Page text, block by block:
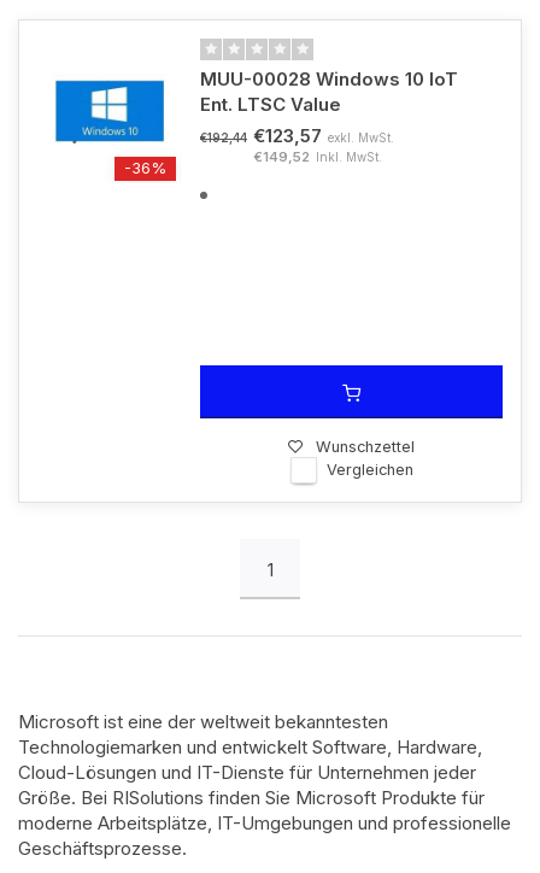
-36%
MUU-00028 Windows 10 IoT
Ent. LTSC Value
€192,44 €123,57 exkl. MwSt.
€149,52 Inkl. MwSt.
Wunschzettel
Vergleichen
1
Microsoft ist eine der weltweit bekanntesten
Technologiemarken und entwickelt Software, Hardware,
Cloud-Lösungen und IT-Dienste für Unternehmen jeder
Größe. Bei RISolutions finden Sie Microsoft Produkte für
moderne Arbeitsplätze, IT-Umgebungen und professionelle
Geschäftsprozesse.